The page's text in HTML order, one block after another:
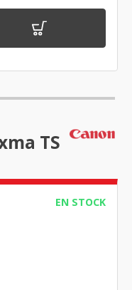
TS
EN STOCK